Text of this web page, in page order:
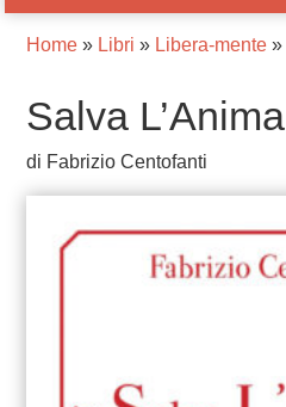
Home» Libri » Libera-mente»
Salva L’Anima
di Fabrizio Centofanti